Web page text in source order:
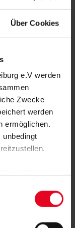
Über Cookies
e.V werden
Zwecke
werden
ermöglichen.
unbedingt
oder
Klicken auf den